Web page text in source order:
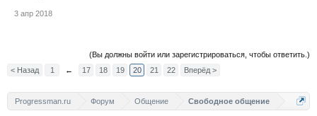
3 апр 2018
(Вы должны войти или зарегистрироваться, чтобы ответить.)
< Назад
1 ← 17 18 19 20 21 22 Вперёд >
Progressman.ru Форум Общение Свободное общение